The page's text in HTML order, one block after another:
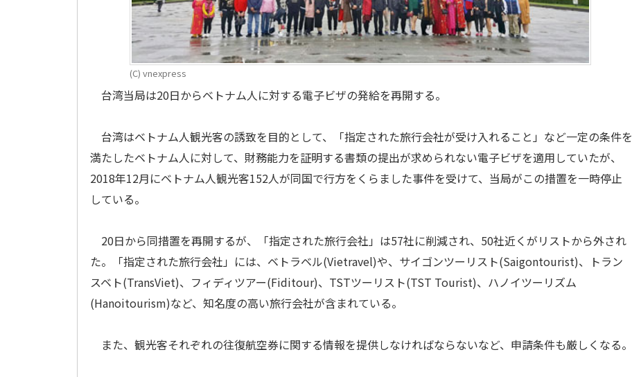
(C) vnexpress
台湾当局は20日からベトナム人に対する電子ビザの発給を再開する。
台湾はベトナム人観光客の誘致を目的として、「指定された旅行会社が受け入れること」など一定の条件を
満たしたベトナム人に対して、財務能力を証明する書類の提出が求められない電子ビザを適用していたが、
2018年12月にベトナム人観光客152人が同国で行方をくらました事件を受けて、当局がこの措置を一時停止
している。
20日から同措置を再開するが、「指定された旅行会社」は57社に削減され、50社近くがリストから外され
た。「指定された旅行会社」には、ベトラベル(Vietravel)や、サイゴンツーリスト(Saigontourist)、トラン
スベト(TransViet)、フィディツアー(Fiditour)、TSTツーリスト(TST Tourist)、ハノイツーリズム
(Hanoitourism)など、知名度の高い旅行会社が含まれている。
また、観光客それぞれの往復航空券に関する情報を提供しなければならないなど、申請条件も厳しくなる。